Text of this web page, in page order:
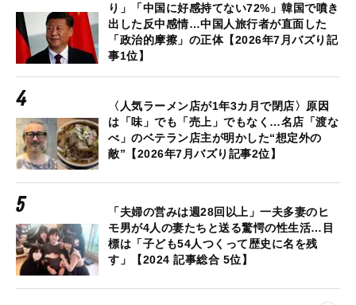
り」「中国に好感持てない72%」韓国で噴き
出した反中感情…中国人旅行者が直面した
「政治的摩擦」の正体【2026年7月バズり記
事1位】
〈人気ラーメン店が1年3カ月で閉店〉原因
は「味」でも「売上」でもなく…名店「渡な
べ」のベテラン店主が明かした“想定外の
敵”【2026年7月バズり記事2位】
「夫婦の営みは週28回以上」一夫多妻のヒ
モ男が4人の妻たちと送る驚愕の性生活…目
標は「子ども54人つくって歴史に名を残
す」【2024 記事総合 5位】